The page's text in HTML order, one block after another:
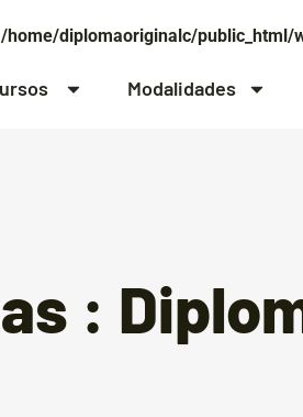
/home/diplomaoriginalc/public_html/
Modalidades
: